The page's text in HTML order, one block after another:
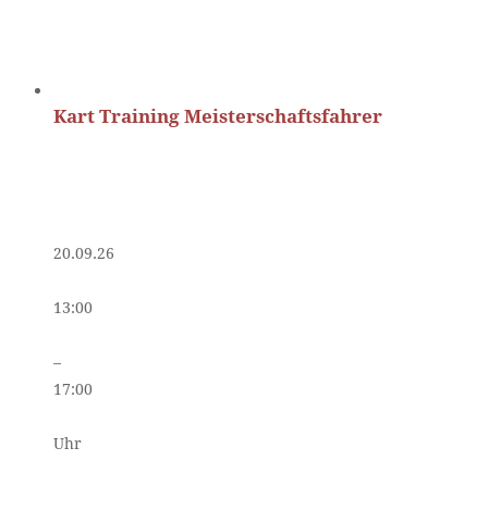
Kart Training Meisterschaftsfahrer
20.09.26
13:00
–
17:00
Uhr